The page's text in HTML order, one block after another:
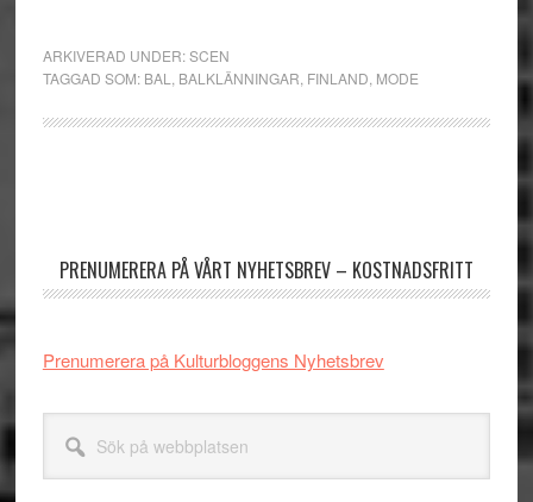
ARKIVERAD UNDER:SCEN
TAGGAD SOM: BAL BALKLÄNNINGAR FINLAND MODE
PRENUMERERA PÅ VÅRT NYHETSBREV – KOSTNADSFRITT
Prenumerera på Kulturbloggens Nyhetsbrev
webbplatsen